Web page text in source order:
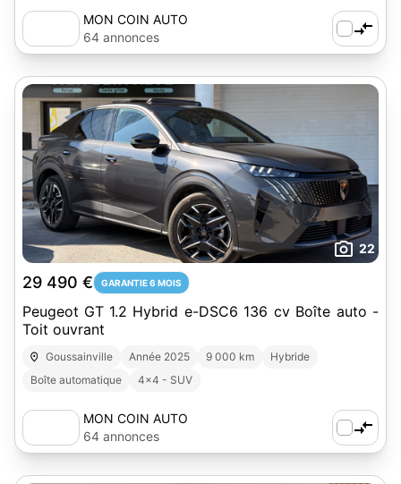
MON COIN AUTO
64 annonces
22
29 490 € GARANTIE 6 MOIS
Peugeot GT 1.2 Hybrid e-DSC6 136 cv Boîte auto -
Toit ouvrant
Goussainville Année 2025 9 000 km
Hybride
Boîte automatique
4x4 - SUV
MON COIN AUTO
64 annonces